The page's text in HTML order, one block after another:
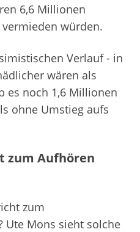
6,6 Millionen
würden.
Verlauf - in
wären als
es noch 1,6 Millionen
ohne Umstieg aufs
zum Aufhören
zum
Ute Mons sieht solche